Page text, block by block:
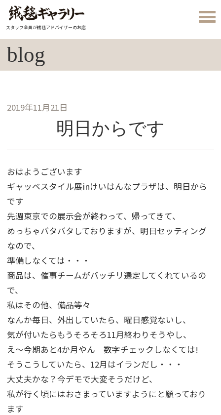
スタッフ全員が絨毯アドバイザーのお店
blog
2019年11月21日
明日からです
おはようございます
ギャッベスタイル展inけいはんなプラザは、明日から
です
先週東京での展示会が終わって、帰ってきて、
めっちゃバタバタしておりますが、明日セッティング
なので、
準備しなくては・・・
商品は、催事チームがバッチリ選定してくれているの
で、
私はその他、備品等々
なんか毎日、外出していたら、曜日感覚ないし、
気が付いたらもうそろそろ11月終わりそうやし、
え～今期あと4か月やん 数字チェックしなくては!
そうこうしていたら、12月はイランだし・・・
大丈夫かな？今デモで大変そうだけど、
私が行く頃にはおさまっていますようにと願っており
ます